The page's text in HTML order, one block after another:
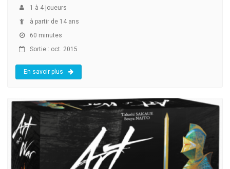
1 à 4 joueurs
à partir de 14 ans
60 minutes
Sortie : oct. 2015
En savoir plus